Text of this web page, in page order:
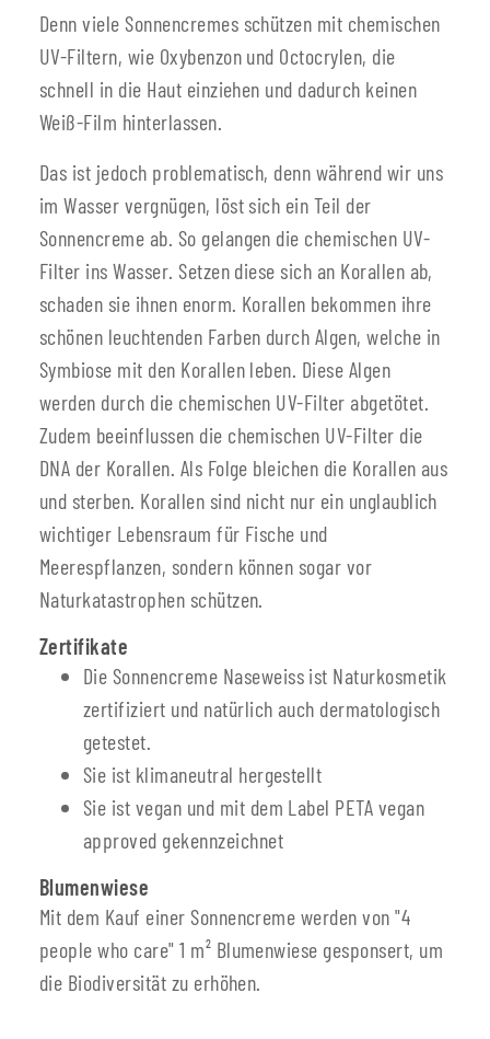
Denn viele Sonnencremes schützen mit chemischen
UV-Filtern, wie Oxybenzon und Octocrylen, die
schnell in die Haut einziehen und dadurch keinen
Weiß-Film hinterlassen.
Das ist jedoch problematisch, denn während wir uns
im Wasser vergnügen, löst sich ein Teil der
Sonnencreme ab. So gelangen die chemischen UV-
Filter ins Wasser. Setzen diese sich an Korallen ab,
schaden sie ihnen enorm. Korallen bekommen ihre
schönen leuchtenden Farben durch Algen, welche in
Symbiose mit den Korallen leben. Diese Algen
werden durch die chemischen UV-Filter abgetötet.
Zudem beeinflussen die chemischen UV-Filter die
DNA der Korallen. Als Folge bleichen die Korallen aus
und sterben. Korallen sind nicht nur ein unglaublich
wichtiger Lebensraum für Fische und
Meerespflanzen, sondern können sogar vor
Naturkatastrophen schützen.
Zertifikate
Die Sonnencreme Naseweiss ist Naturkosmetik
zertifiziert und natürlich auch dermatologisch
getestet.
Sie ist klimaneutral hergestellt
Sie ist vegan und mit dem Label PETA vegan
approved gekennzeichnet
Blumenwiese
Mit dem Kauf einer Sonnencreme werden von "4
people who care" 1 m² Blumenwiese gesponsert, um
die Biodiversität zu erhöhen.